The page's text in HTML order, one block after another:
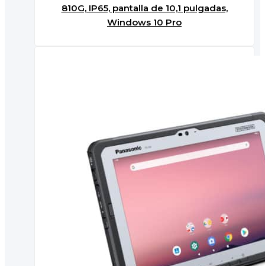
810G, IP65, pantalla de 10,1 pulgadas,
Windows 10 Pro